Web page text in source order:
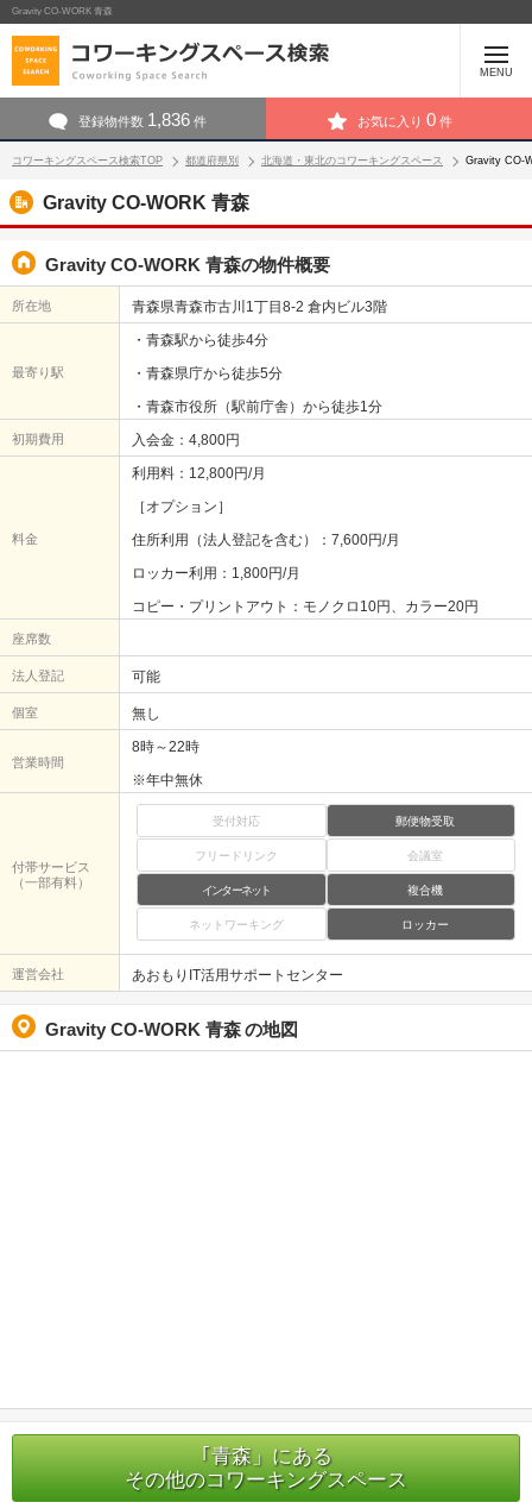
Gravity CO-WORK 青森
MENU
登録物件数 1,836 件 お気に入り 0 件
コワーキングスペース検索TOP 都道府県別 北海道・東北のコワーキングスペース Gravity CO-
Gravity CO-WORK 青森
Gravity CO-WORK 青森の物件概要
所在地 青森県青森市古川1丁目8-2 倉内ビル3階
最寄り駅
・青森駅から徒歩4分
・青森県庁から徒歩5分
・青森市役所（駅前庁舎）から徒歩1分
初期費用 入会金：4,800円
料金
利用料：12,800円/月
［オプション］
住所利用（法人登記を含む）：7,600円/月
ロッカー利用：1,800円/月
コピー・プリントアウト：モノクロ10円、カラー20円
座席数
法人登記 可能
個室 無し
営業時間
8時～22時
※年中無休
付帯サービス
（一部有料）
受付対応 郵便物受取
フリードリンク 会議室
インターネット 複合機
ネットワーキング ロッカー
運営会社 あおもりIT活用サポートセンター
Gravity CO-WORK 青森の地図
｢青森」にある
その他のコワーキングスペース